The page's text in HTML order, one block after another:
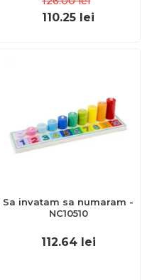
110.25 lei
Sa invatam sa numaram -
NC10510
112.64 lei